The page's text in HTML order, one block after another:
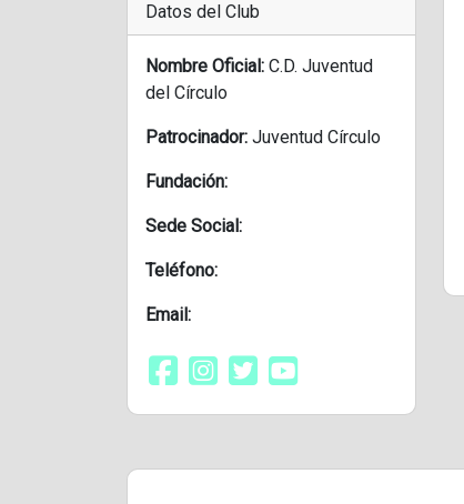
Datos del Club
Nombre Oficial: C.D. Juventud
del Círculo
Patrocinador: Juventud Círculo
Fundación:
Sede Social:
Teléfono:
Email: